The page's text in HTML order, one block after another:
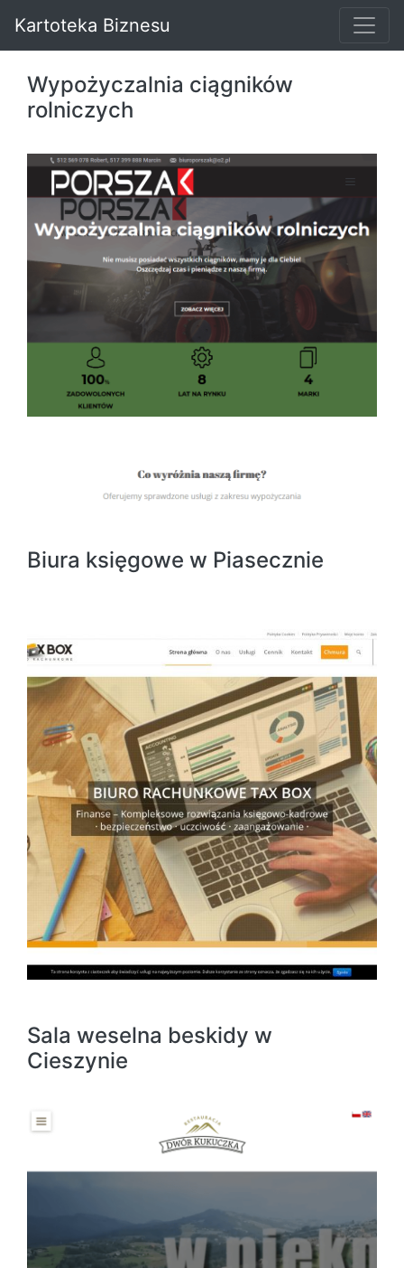
Kartoteka Biznesu
Wypożyczalnia ciągników
rolniczych
Biura księgowe w Piasecznie
Sala weselna beskidy w
Cieszynie